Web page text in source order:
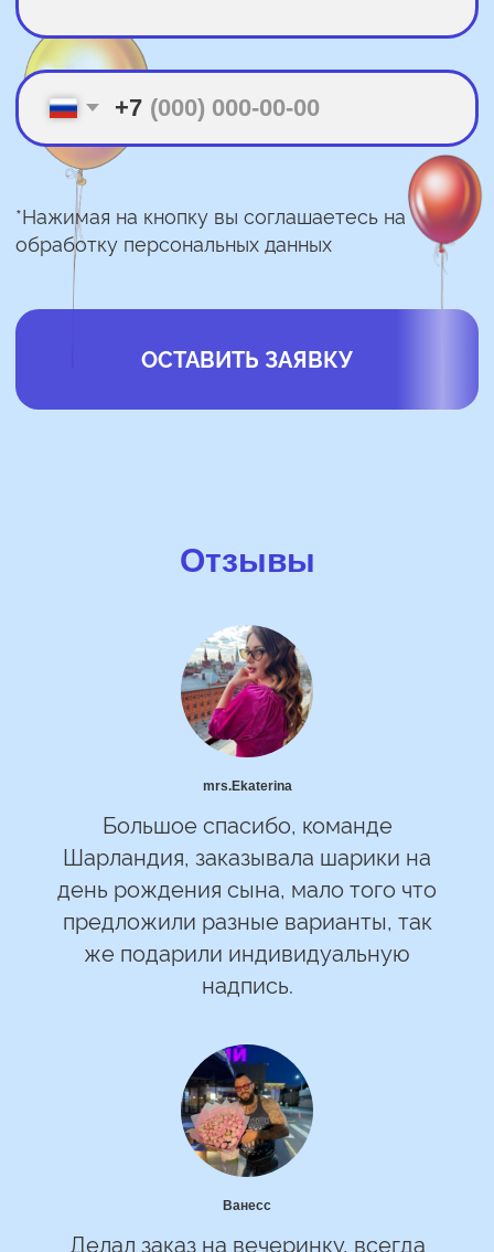
Отзывы
mrs.Ekaterina
Большое спасибо, команде
Шарландия, заказывала шарики на
день рождения сына, мало того что
предложили разные варианты, так
же подарили индивидуальную
надпись.
Ванесс
Делал заказ на вечеринку, всегда